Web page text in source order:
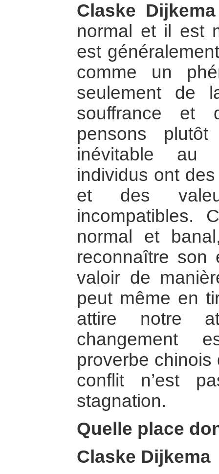
Claske
normal et il est
est
comme un
seulement de
souffrance et
pensons
inévitable au
individus ont
et des
incompatibles.
normal et
reconnaître son
valoir de
peut même en
attire notre
changement
proverbe
conflit n’est
stagnation.
Quelle place
Claske Dijkema